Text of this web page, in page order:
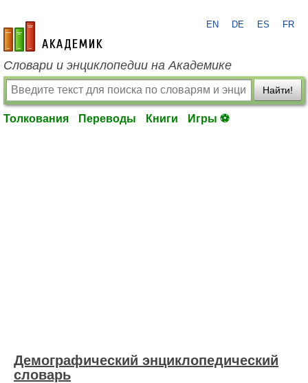
academic.ru
EN DE ES FR
Словари и энциклопедии на Академике
Найти!
Толкования Переводы Книги Игры ⚽
Демографический энциклопедический
словарь